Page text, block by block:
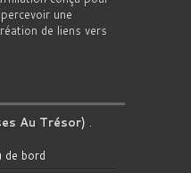
une
de liens vers
Au Trésor) .
de bord